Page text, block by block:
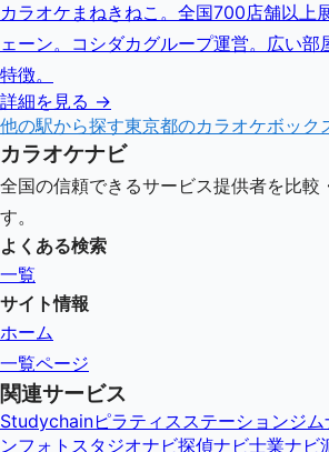
カラオケまねきねこ。全国700店舗以上
ェーン。コシダカグループ運営。広い部
特徴。
詳細を見る →
他の駅から探す東京都のカラオケボック
カラオケナビ
全国の信頼できるサービス提供者を比較
す。
よくある検索
一覧
サイト情報
ホーム
一覧ページ
関連サービス
Studychainピラティスステーションジ
ンフォトスタジオナビ探偵ナビ士業ナビ